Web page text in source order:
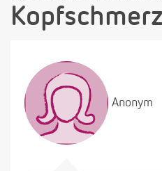
Anonym